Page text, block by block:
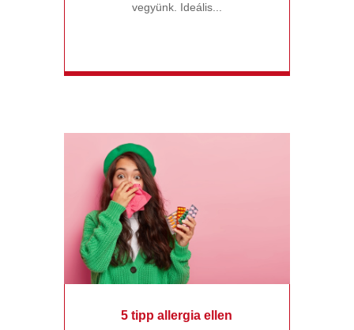
vegyünk. Ideális...
5 tipp allergia ellen